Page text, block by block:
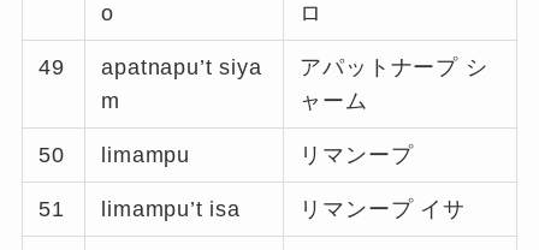
o
ロ
49
apatnapu’t siya
m
アパットナープ シ
ャーム
50 limampu リマンープ
51 limampu’t isa リマンープ イサ